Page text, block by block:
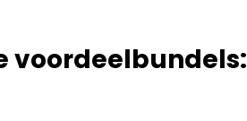
voordeelbundels: